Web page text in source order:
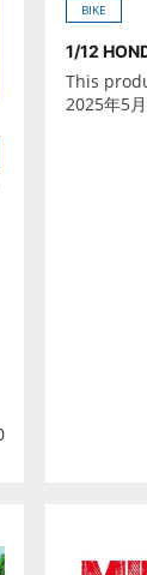
BIKE
1/12
This
2025年5月